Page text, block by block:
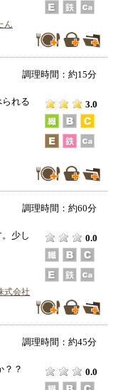
ん
調理時間：約15分
れる
3.0
調理時間：約60分
少し
0.0
式会社
調理時間：約45分
？？
0.0